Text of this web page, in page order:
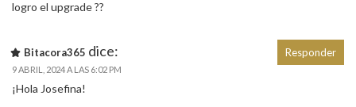
logro el upgrade ??
Bitacora365 dice:
9 ABRIL, 2024 A LAS 6:02 PM
¡Hola Josefina!
Responder